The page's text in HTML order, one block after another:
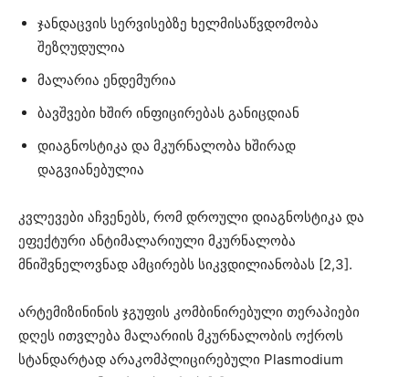
ჯანდაცვის სერვისებზე ხელმისაწვდომობა
შეზღუდულია
მალარია ენდემურია
ბავშვები ხშირ ინფიცირებას განიცდიან
დიაგნოსტიკა და მკურნალობა ხშირად
დაგვიანებულია
კვლევები აჩვენებს, რომ დროული დიაგნოსტიკა და
ეფექტური ანტიმალარიული მკურნალობა
მნიშვნელოვნად ამცირებს სიკვდილიანობას [2,3].
არტემიზინინის ჯგუფის კომბინირებული თერაპიები
დღეს ითვლება მალარიის მკურნალობის ოქროს
სტანდარტად არაკომპლიცირებული Plasmodium